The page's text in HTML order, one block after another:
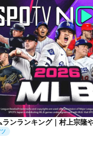
ンランキング｜村上宗隆